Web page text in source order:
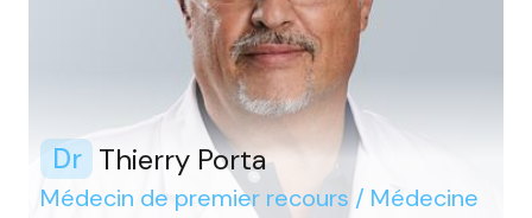
Dr Thierry Porta
Médecin de premier recours / Médecine